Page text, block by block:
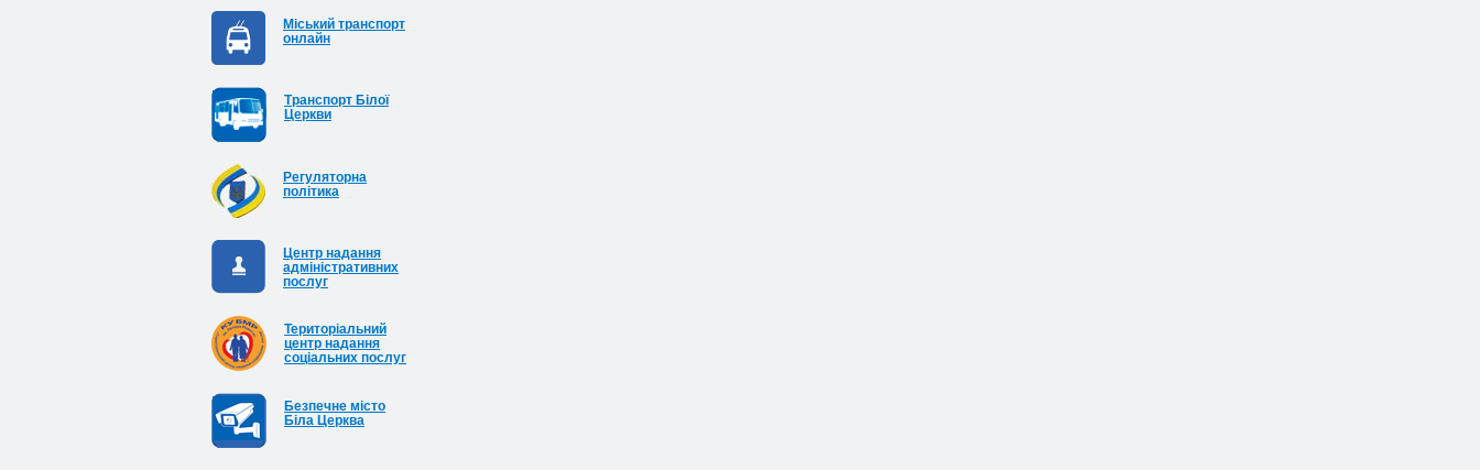
Міський транспорт
онлайн
Транспорт Білої
Церкви
Регуляторна
політика
Центр надання
адміністративних
послуг
Територіальний
центр надання
соціальних послуг
Безпечне місто
Біла Церква